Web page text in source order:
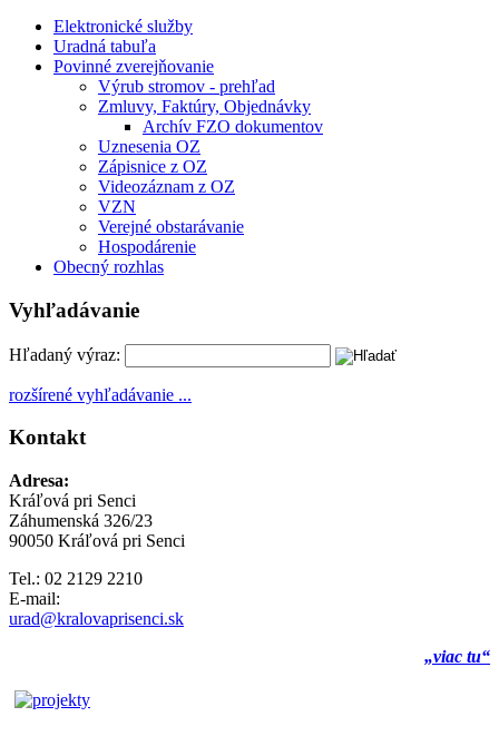
Elektronické služby
Uradná tabuľa
Povinné zverejňovanie
Výrub stromov - prehľad
Zmluvy, Faktúry, Objednávky
Archív FZO dokumentov
Uznesenia OZ
Zápisnice z OZ
Videozáznam z OZ
VZN
Verejné obstarávanie
Hospodárenie
Obecný rozhlas
Vyhľadávanie
Hľadaný výraz:
rozšírené vyhľadávanie ...
Kontakt
Adresa:
Kráľová pri Senci
Záhumenská 326/23
90050 Kráľová pri Senci
Tel.: 02 2129 2210
E-mail:
urad@kralovaprisenci.sk
„viac tu“